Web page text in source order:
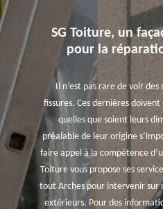
SG Toiture, un
pour la
Il n’est pas rare de voir
fissures. Ces dernières
quelles que soient leurs
préalable de leur origine
faire appel à la compétence
Toiture vous propose ses
tout Arches pour intervenir sur
extérieurs. Pour des